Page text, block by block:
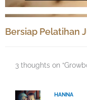
Bersiap Pelatihan
3 thoughts on
HANNA